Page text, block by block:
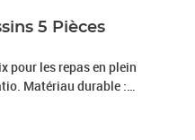
5 Pièces
pour les repas en plein
Matériau durable :
un matériau